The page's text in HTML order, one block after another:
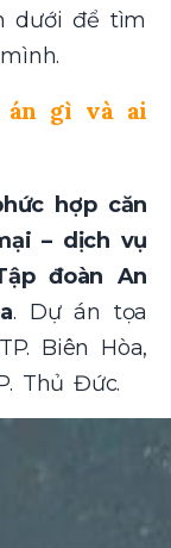
dưới để tìm
án gì và ai
hợp căn
– dịch vụ
đoàn An
. Dự án tọa
Biên Hòa,
Thủ Đức.